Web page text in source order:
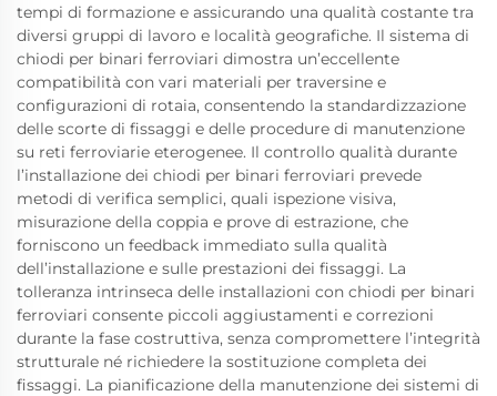
tempi di formazione e assicurando una qualità costante tra
diversi gruppi di lavoro e località geografiche. Il sistema di
chiodi per binari ferroviari dimostra un’eccellente
compatibilità con vari materiali per traversine e
configurazioni di rotaia, consentendo la standardizzazione
delle scorte di fissaggi e delle procedure di manutenzione
su reti ferroviarie eterogenee. Il controllo qualità durante
l’installazione dei chiodi per binari ferroviari prevede
metodi di verifica semplici, quali ispezione visiva,
misurazione della coppia e prove di estrazione, che
forniscono un feedback immediato sulla qualità
dell’installazione e sulle prestazioni dei fissaggi. La
tolleranza intrinseca delle installazioni con chiodi per binari
ferroviari consente piccoli aggiustamenti e correzioni
durante la fase costruttiva, senza compromettere l’integrità
strutturale né richiedere la sostituzione completa dei
fissaggi. La pianificazione della manutenzione dei sistemi di